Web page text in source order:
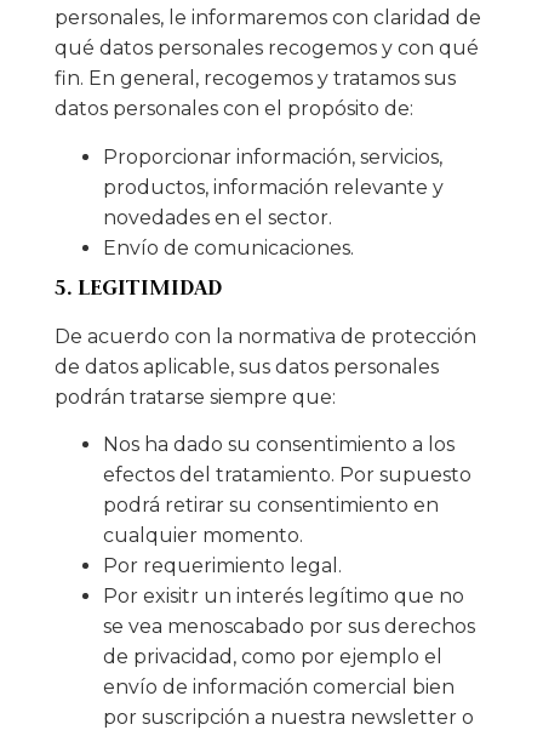
personales, le informaremos con claridad de
qué datos personales recogemos y con qué
fin. En general, recogemos y tratamos sus
datos personales con el propósito de:
Proporcionar información, servicios,
productos, información relevante y
novedades en el sector.
Envío de comunicaciones.
5. LEGITIMIDAD
De acuerdo con la normativa de protección
de datos aplicable, sus datos personales
podrán tratarse siempre que:
Nos ha dado su consentimiento a los
efectos del tratamiento. Por supuesto
podrá retirar su consentimiento en
cualquier momento.
Por requerimiento legal.
Por exisitr un interés legítimo que no
se vea menoscabado por sus derechos
de privacidad, como por ejemplo el
envío de información comercial bien
por suscripción a nuestra newsletter o